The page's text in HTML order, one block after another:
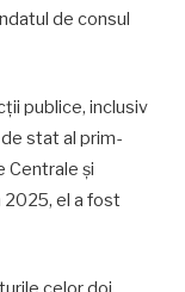
de consul
publice, inclusiv
stat al prim-
Centrale și
2025, el a fost